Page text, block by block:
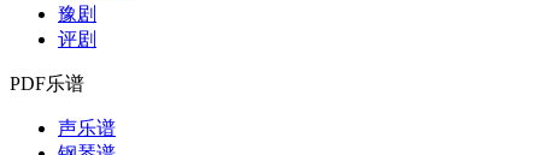
豫剧
评剧
PDF乐谱
声乐谱